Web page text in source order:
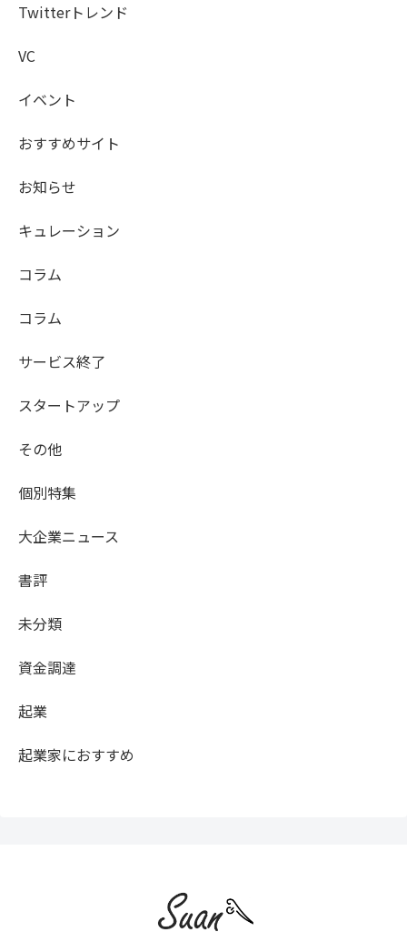
Twitterトレンド
VC
イベント
おすすめサイト
お知らせ
キュレーション
コラム
コラム
サービス終了
スタートアップ
その他
個別特集
大企業ニュース
書評
未分類
資金調達
起業
起業家におすすめ